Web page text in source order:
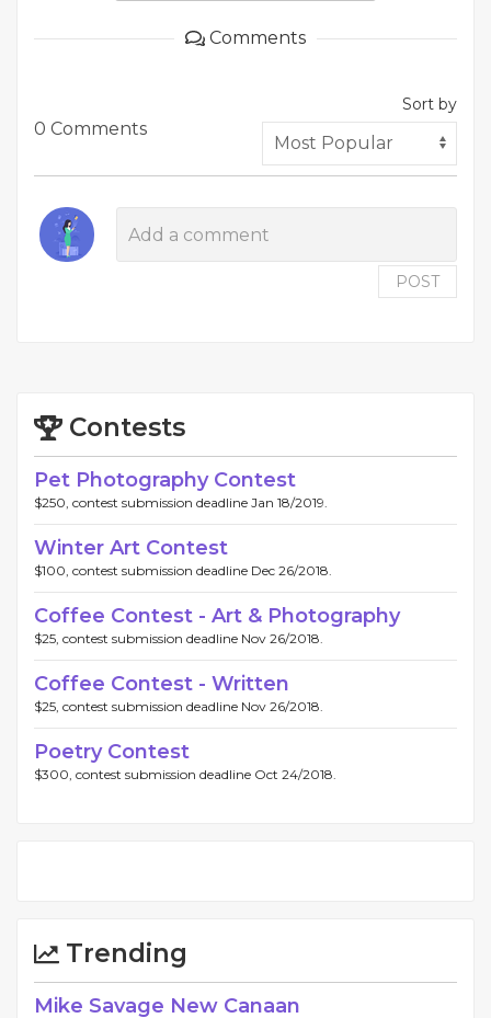
Comments
0 Comments
Sort by
POST
Contests
Pet Photography Contest
$250, contest submission deadline Jan 18/2019.
Winter Art Contest
$100, contest submission deadline Dec 26/2018.
Coffee Contest - Art & Photography
$25, contest submission deadline Nov 26/2018.
Coffee Contest - Written
$25, contest submission deadline Nov 26/2018.
Poetry Contest
$300, contest submission deadline Oct 24/2018.
Trending
Mike Savage New Canaan